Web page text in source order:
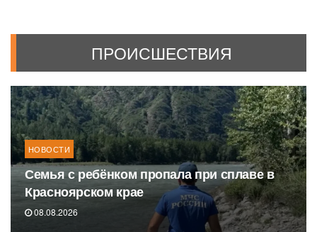
ПРОИСШЕСТВИЯ
НОВОСТИ
Семья с ребёнком пропала при сплаве в
Красноярском крае
08.08.2026